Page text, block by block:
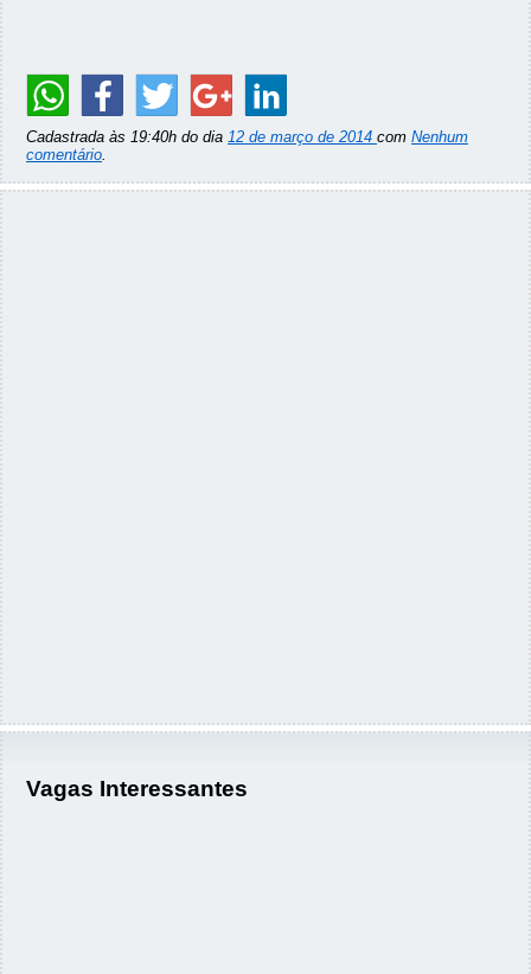
Cadastrada às 19:40h do dia 12 de março de 2014 com Nenhum
comentário.
Vagas Interessantes